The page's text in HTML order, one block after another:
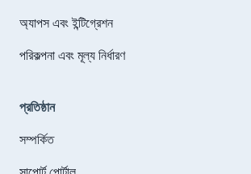
অ্যাপস এবং ইন্টিগ্রেশন
পরিকল্পনা এবং মূল্য নির্ধারণ
প্রতিষ্ঠান
সম্পর্কিত